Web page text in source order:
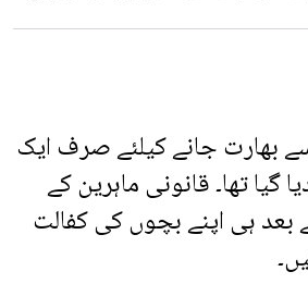
بھارت جانے کیلئے صرف ایک
گیا تھا۔ قانونی ماہرین کے
ہی اپنے بچوں کی کفالت